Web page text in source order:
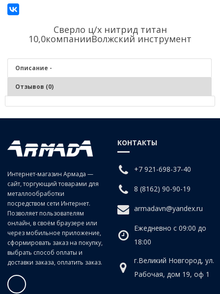
Сверло ц/х нитрид титан
10,0компанииВолжский инструмент
Описание -
Отзывов (0)
СВЕРЛО СПИРАЛЬНОЕ С ЦИЛИНДРИЧЕСКИМ ХВОСТОВИКОМ
СРЕДНЕЙ СЕРИИ КЛАСС А, С ИЗНОСОСТОЙКИМ ПОКРЫТИЕМ ИЗ
НИТРИД ТИТАНА , СТАЛЬ Р6М5, ГОСТ 10902
Интернет-магазин Армада —
сайт, торгующий товарами для
металлообработки
посредством сети Интернет.
Позволяет пользователям
онлайн, в своём браузере или
через мобильное приложение,
сформировать заказ на покупку,
выбрать способ оплаты и
доставки заказа, оплатить заказ.
КОНТАКТЫ
+7 921-698-37-40
8 (8162) 90-90-19
armadavn@yandex.ru
Ежедневно с 09:00 до
18:00
г.Великий Новгород, ул.
Рабочая, дом 19, оф 1